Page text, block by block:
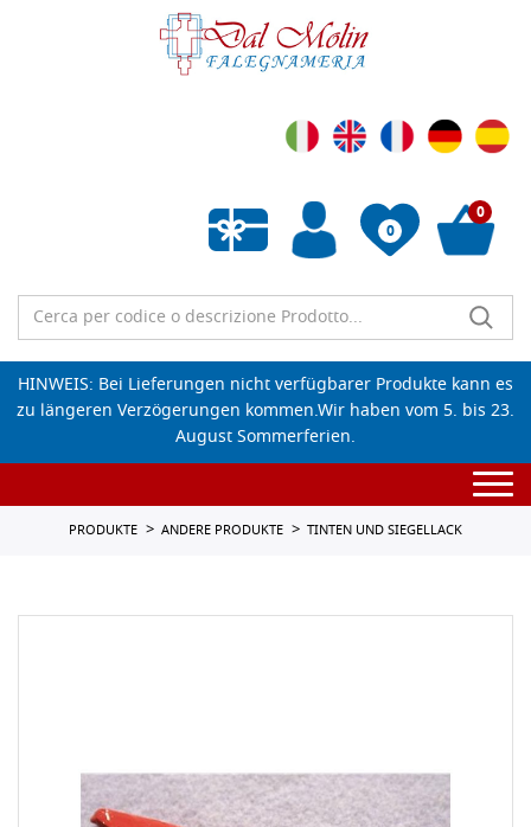
0
Wunschliste leeren
0
HINWEIS: Bei Lieferungen nicht verfügbarer Produkte kann es
zu längeren Verzögerungen kommen.Wir haben vom 5. bis 23.
August Sommerferien.
PRODUKTE ANDERE PRODUKTE TINTEN UND SIEGELLACK